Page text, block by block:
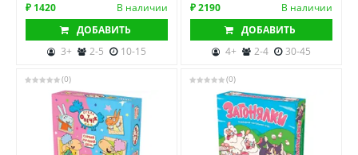
₽ 1420
В наличии
ДОБАВИТЬ
3+
2-5 10-15
₽ 2190
В наличии
ДОБАВИТЬ
4+
2-4 30-45
(0) (0)